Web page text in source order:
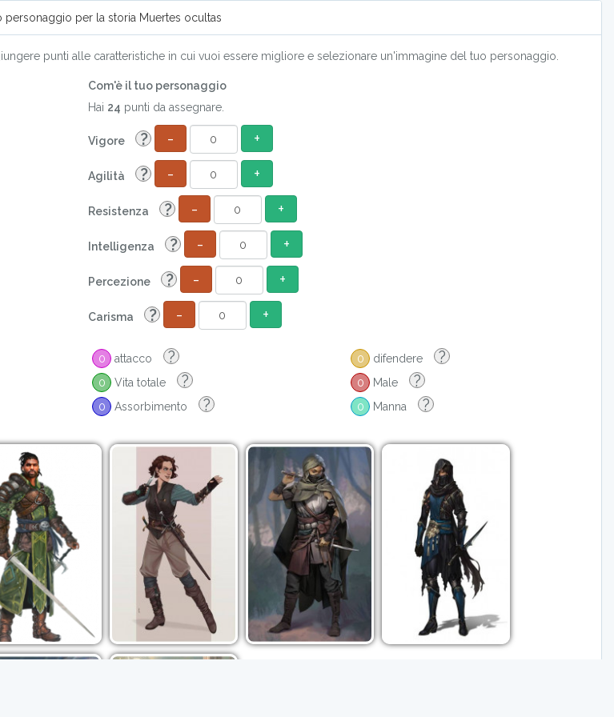
personaggio per la storia Muertes ocultas
punti alle caratteristiche in cui vuoi essere migliore e selezionare un'immagine del tuo personaggio.
Com'è il tuo personaggio
Hai 24 punti da assegnare.
Vigore ? - +
Agilità ? - +
Resistenza ? - +
Intelligenza ? - +
Percezione ? - +
Carisma ? - +
0 attacco ? 0 difendere ?
0 Vita totale ? 0 Male ?
0 Assorbimento ? 0 Manna ?